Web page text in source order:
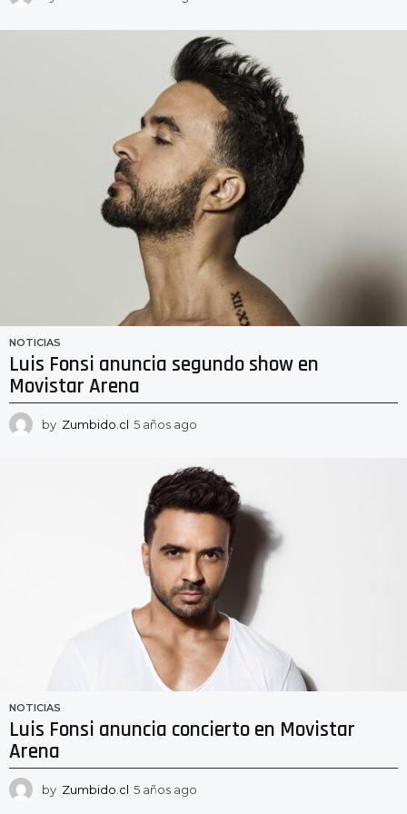
ñ
o
s
a
o
NOTICIAS
Luis Fonsi anuncia segundo show en
Movistar Arena
by Zumbido.cl 5 años ago
o
s
a
o
NOTICIAS
Luis Fonsi anuncia concierto en Movistar
Arena
by Zumbido.cl 5 años ago